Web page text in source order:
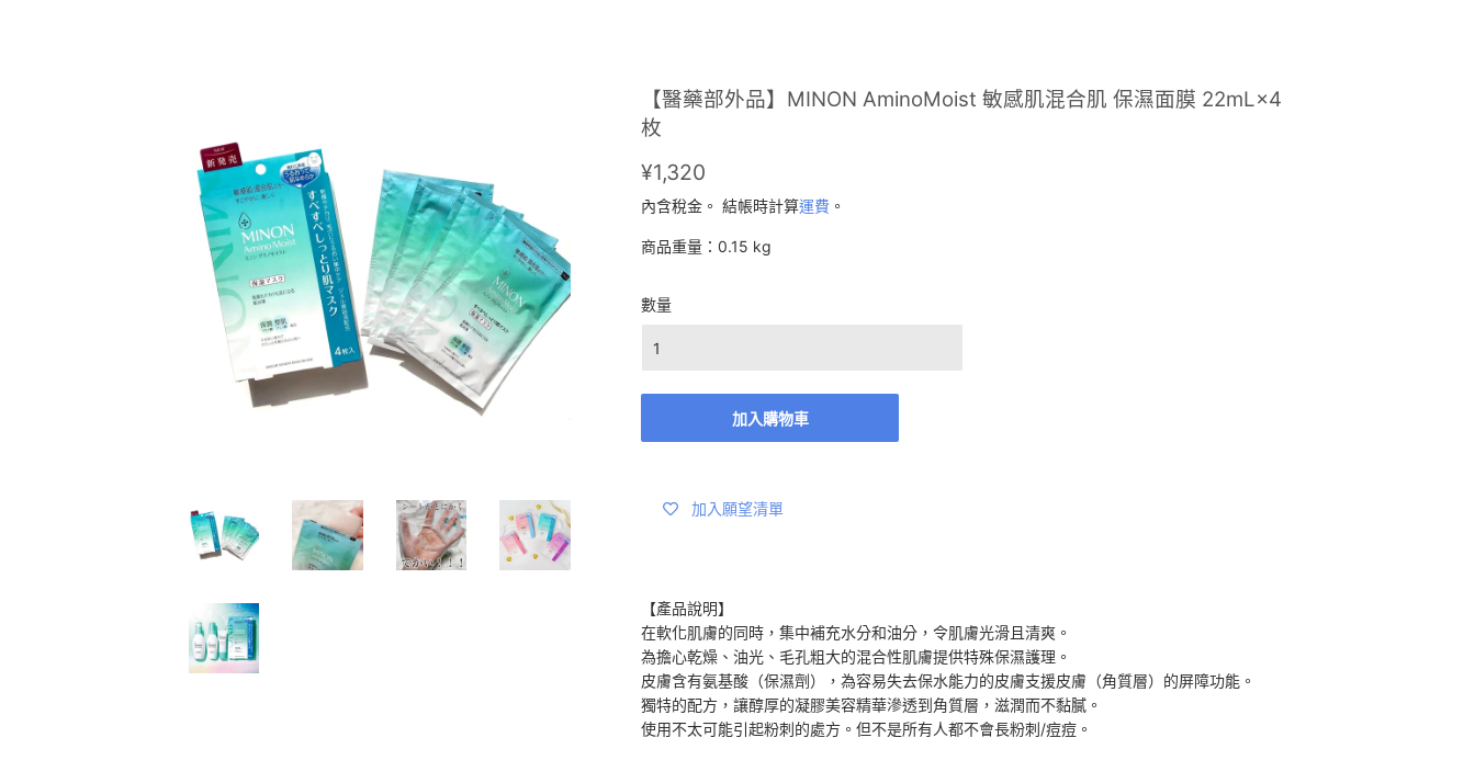
【醫藥部外品】MINON AminoMoist 敏感肌混合肌 保濕面膜 22mL×4
枚
¥1,320
內含稅金。 結帳時計算運費 。
商品重量：0.15 kg
數量
加入購物車
加入願望清單
【產品說明】
在軟化肌膚的同時，集中補充水分和油分，令肌膚光滑且清爽。
為擔心乾燥、油光、毛孔粗大的混合性肌膚提供特殊保濕護理。
皮膚含有氨基酸（保濕劑），為容易失去保水能力的皮膚支援皮膚（角質層）的屏障功能。
獨特的配方，讓醇厚的凝膠美容精華滲透到角質層，滋潤而不黏膩。
使用不太可能引起粉刺的處方。但不是所有人都不會長粉刺/痘痘。